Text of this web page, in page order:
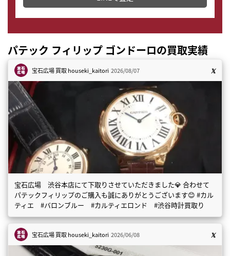
パテック フィリップ ゴンドーロの買取実績
宝石広場 買取houseki_kaitori 2026/08/07
宝石広場 渋谷本店にて下取りさせていただきました💎 合わせて
パテックフィリップのご購入も誠にありがとうございます😊 #カル
ティエ #バロンブルー #カルティエロンド #渋谷時計買取り
宝石広場 買取houseki_kaitori 2026/06/08